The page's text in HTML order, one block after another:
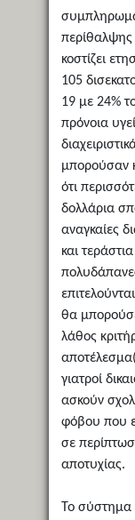
κοστίζει
105
19 με 24%
πρόνοια
μπορούσαν
ότι
δολλάρια
αναγκαίες
και
θα
λάθος
γιατροί
ασκούν
φόβου που
σε
αποτυχίας.
Το σύστημα